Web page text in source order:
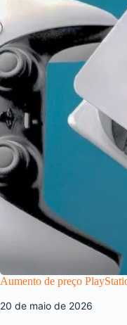
Aumento de preço
20 de maio de 2026